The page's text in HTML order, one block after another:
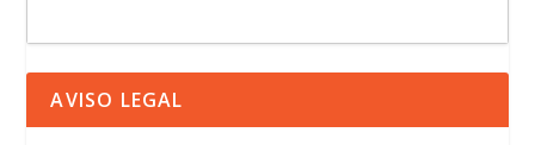
AVISO LEGAL